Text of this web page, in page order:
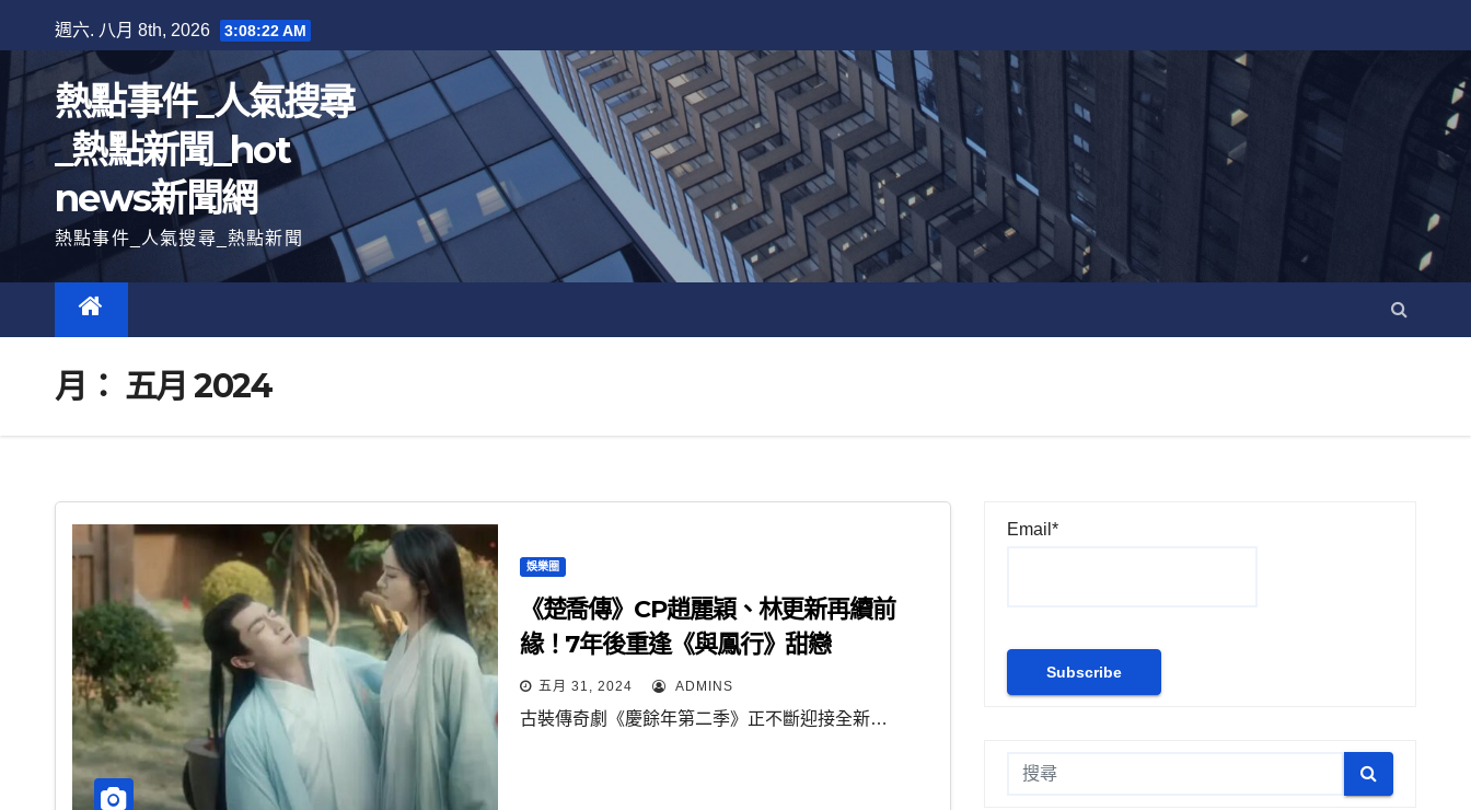
至
內
週六. 八月 8th, 2026 3:08:23 AM
熱點事件_人氣搜尋
_熱點新聞_hot
news新聞網
熱點事件_人氣搜尋_熱點新聞
月： 五月 2024
娛樂圈
《楚喬傳》CP趙麗穎、林更新再續前
緣！7年後重逢《與鳳行》甜戀
五月 31, 2024 ADMINS
古裝傳奇劇《慶餘年第二季》正不斷迎接全新…
Email*